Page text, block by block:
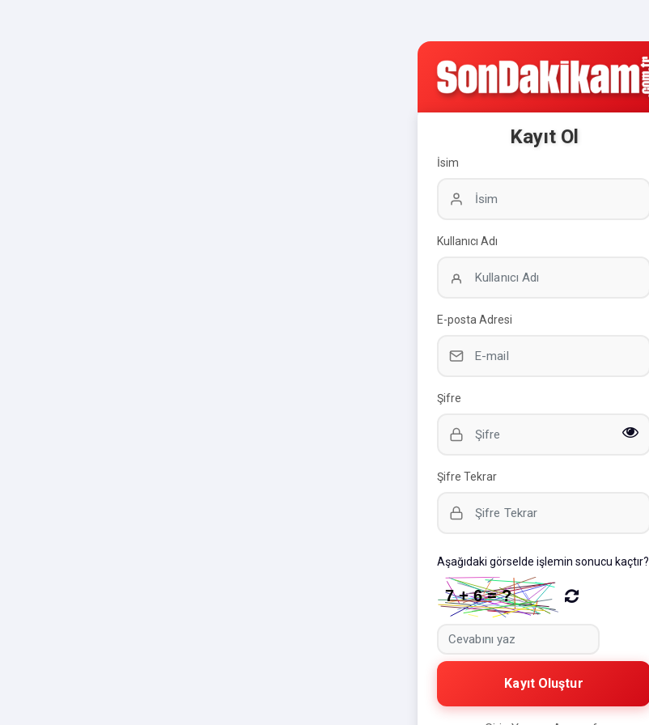
Kayıt Ol
İsim
Kullanıcı Adı
E-posta Adresi
Şifre
Şifre Tekrar
Aşağıdaki görselde işlemin sonucu kaçtır?
Kayıt Oluştur